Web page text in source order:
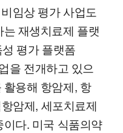
임상 평가 사업도
재생치료제 플랫
성 평가 플랫폼
을 전개하고 있으
용해 항암제, 항
암제, 세포치료제
다. 미국 식품의약